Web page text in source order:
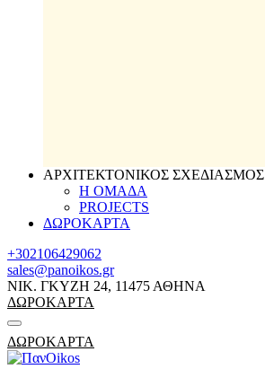
ΑΡΧΙΤΕΚΤΟΝΙΚΟΣ ΣΧΕΔΙΑΣΜΟΣ
Η ΟΜΑΔΑ
PROJECTS
ΔΩΡΟΚΑΡΤΑ
+302106429062
sales@panoikos.gr
ΝΙΚ. ΓΚΥΖΗ 24, 11475 ΑΘΗΝΑ
ΔΩΡΟΚΑΡΤΑ
ΔΩΡΟΚΑΡΤΑ